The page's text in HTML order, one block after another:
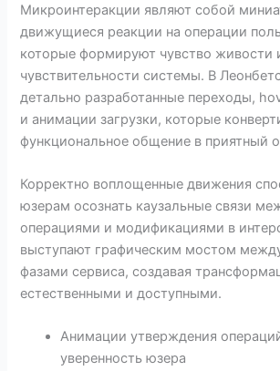
Микроинтеракции являют собой
движущиеся реакции на операции
которые формируют чувство живости
чувствительности системы. В
детально разработанные переходы,
и анимации загрузки, которые
функциональное общение в приятный
Корректно воплощенные движения
юзерам осознать каузальные связи
операциями и модификациями в
выступают графическим мостом
фазами сервиса, создавая
естественными и доступными.
Анимации утверждения
уверенность юзера